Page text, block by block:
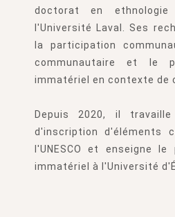
doctorat en
l'Université Laval. Ses
la participation
communautaire et le
immatériel en contexte de
Depuis 2020, il
d'inscription d'éléments
l'UNESCO et enseigne le
immatériel à l'Université